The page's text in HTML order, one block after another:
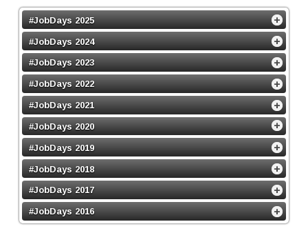
#JobDays 2025
#JobDays 2024
#JobDays 2023
#JobDays 2022
#JobDays 2021
#JobDays 2020
#JobDays 2019
#JobDays 2018
#JobDays 2017
#JobDays 2016